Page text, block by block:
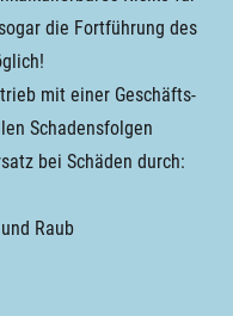
die Fortführung des
mit einer Geschäfts-
Schadensfolgen
bei Schäden durch:
Raub